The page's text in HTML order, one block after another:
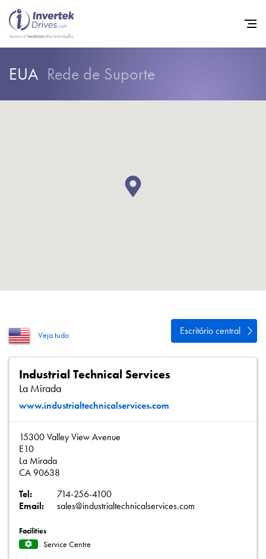
EUA Rede de Suporte
Veja tudo Escritório central
Industrial Technical Services
La Mirada
www.industrialtechnicalservices.com
15300 Valley View Avenue
E10
La Mirada
CA 90638
Tel:
714-256-4100
Email:
sales@industrialtechnicalservices.com
Facilities
Service Centre
Inversores de frequência
Mapa do site
iSource Logar